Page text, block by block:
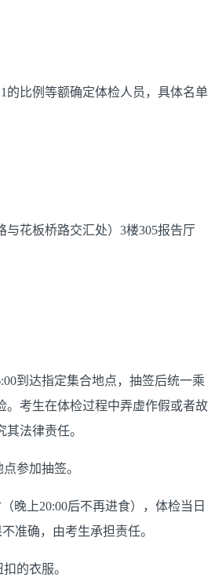
1 的比例等额确定体检人员，具体名单
花板桥路交汇处） 3楼305报告厅
到达指定集合地点，抽签后统一乘
。考生在体检过程中弄虚作假或者故
法律责任。
参加抽签。
晚上20:00后不再进食），体检当日
准确，由考生承担责任。
的衣服。